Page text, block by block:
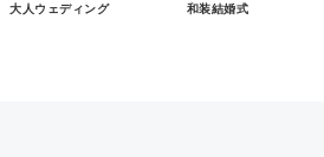
大人ウェディング 和装結婚式